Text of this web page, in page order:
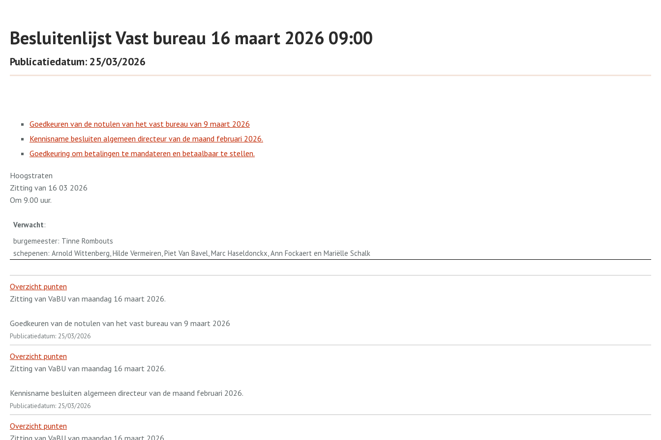
Besluitenlijst Vast bureau 16 maart 2026 09:00
Publicatiedatum: 25/03/2026
Goedkeuren van de notulen van het vast bureau van 9 maart 2026
Kennisname besluiten algemeen directeur van de maand februari 2026.
Goedkeuring om betalingen te mandateren en betaalbaar te stellen.
Hoogstraten
Zitting van 16 03 2026
Om 9.00 uur.
Verwacht:
burgemeester: Tinne Rombouts
schepenen: Arnold Wittenberg, Hilde Vermeiren, Piet Van Bavel, Marc Haseldonckx, Ann Fockaert en Mariëlle Schalk
Overzicht punten
Zitting van VaBU van maandag 16 maart 2026.
Goedkeuren van de notulen van het vast bureau van 9 maart 2026
Publicatiedatum: 25/03/2026
Overzicht punten
Zitting van VaBU van maandag 16 maart 2026.
Kennisname besluiten algemeen directeur van de maand februari 2026.
Publicatiedatum: 25/03/2026
Overzicht punten